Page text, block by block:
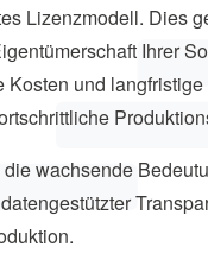
Lizenzmodell. Dies
Ihrer
Kosten und
wachsende